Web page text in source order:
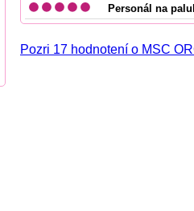
Personál na
Pozri 17 hodnotení o MSC